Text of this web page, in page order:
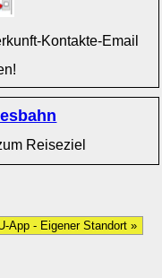
Kontakte-Email
Reiseziel
App - Eigener Standort »